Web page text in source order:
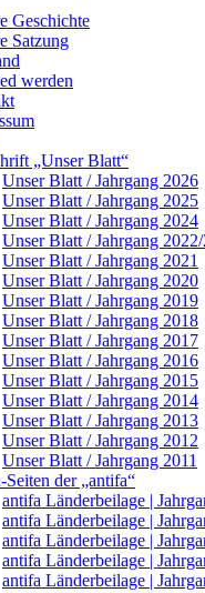
Geschichte
Satzung
werden
„Unser Blatt“
Unser Blatt / Jahrgang 2026
Unser Blatt / Jahrgang 2025
Unser Blatt / Jahrgang 2024
Unser Blatt / Jahrgang
Unser Blatt / Jahrgang 2021
Unser Blatt / Jahrgang 2020
Unser Blatt / Jahrgang 2019
Unser Blatt / Jahrgang 2018
Unser Blatt / Jahrgang 2017
Unser Blatt / Jahrgang 2016
Unser Blatt / Jahrgang 2015
Unser Blatt / Jahrgang 2014
Unser Blatt / Jahrgang 2013
Unser Blatt / Jahrgang 2012
Unser Blatt / Jahrgang 2011
der „antifa“
antifa Länderbeilage |
antifa Länderbeilage |
antifa Länderbeilage |
antifa Länderbeilage |
antifa Länderbeilage |